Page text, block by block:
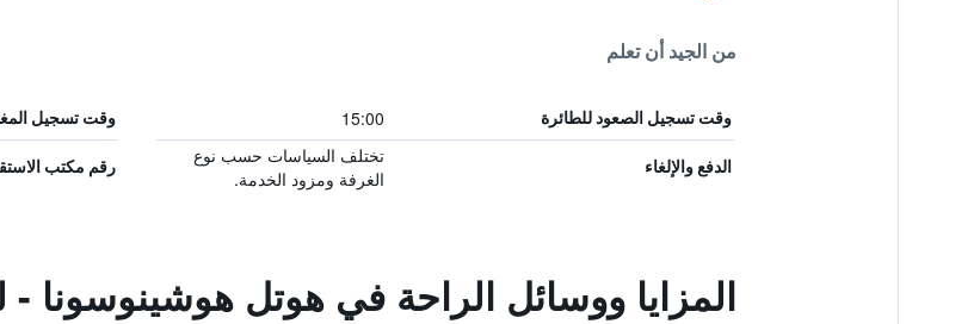
من الجيد أن تعلم
وقت تسجيل الصعود للطائرة 15:00 وقت تسجيل
الدفع والإلغاء
تختلف السياسات حسب نوع
الغرفة ومزود الخدمة.
رقم مكتب
المزايا ووسائل الراحة في هوتل هوشينوسونا -